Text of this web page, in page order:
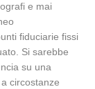
e mai
fiduciarie fissi
Si sarebbe
su una
circostanze